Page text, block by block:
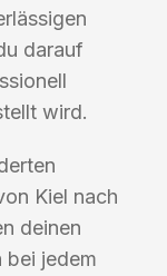
darauf
wird.
Kiel nach
deinen
bei jedem